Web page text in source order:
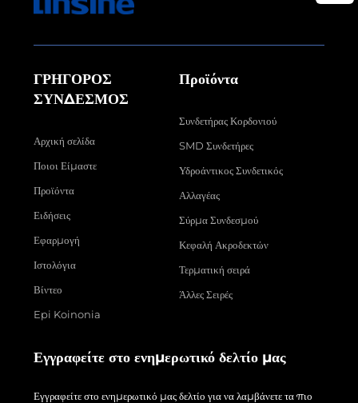
ΓΡΗΓΟΡΟΣ
ΣΥΝΔΕΣΜΟΣ
Αρχική σελίδα
Ποιοι Είμαστε
Προϊόντα
Ειδήσεις
Εφαρμογή
Ιστολόγια
Βίντεο
Epi Koinonia
Προϊόντα
Συνδετήρας Κορδονιού
SMD Συνδετήρες
Υδροάντικος Συνδετικός
Αλλαγέας
Σύρμα Συνδεσμού
Κεφαλή Ακροδεκτών
Τερματική σειρά
Άλλες Σειρές
Εγγραφείτε στο ενημερωτικό δελτίο μας
Εγγραφείτε στο ενημερωτικό μας δελτίο για να λαμβάνετε τα πιο